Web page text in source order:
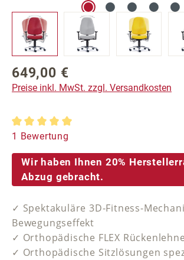
Regulärer Preis:
649,00 €
Preise inkl. MwSt. zzgl. Versandkosten
Durchschnittliche Bewertung von 5
1 Bewertung
Wir haben Ihnen 20%
Abzug gebracht.
✓ Spektakuläre 3D-Fitness-
Bewegungseffekt
✓ Orthopädische FLEX
✓ Orthopädische Sitzlösungen